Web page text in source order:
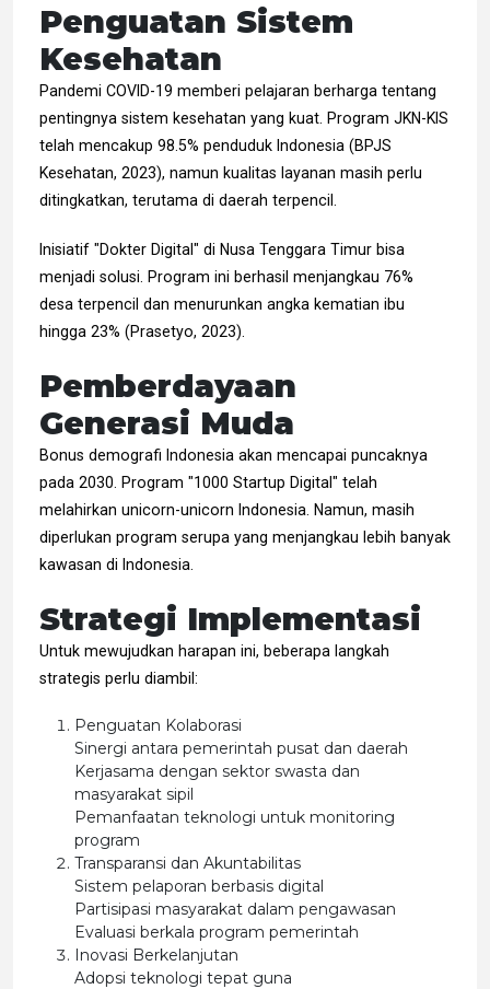
Penguatan Sistem
Kesehatan
Pandemi COVID-19 memberi pelajaran berharga tentang
pentingnya sistem kesehatan yang kuat. Program JKN-KIS
telah mencakup 98.5% penduduk Indonesia (BPJS
Kesehatan, 2023), namun kualitas layanan masih perlu
ditingkatkan, terutama di daerah terpencil.
Inisiatif "Dokter Digital" di Nusa Tenggara Timur bisa
menjadi solusi. Program ini berhasil menjangkau 76%
desa terpencil dan menurunkan angka kematian ibu
hingga 23% (Prasetyo, 2023).
Pemberdayaan
Generasi Muda
Bonus demografi Indonesia akan mencapai puncaknya
pada 2030. Program "1000 Startup Digital" telah
melahirkan unicorn-unicorn Indonesia. Namun, masih
diperlukan program serupa yang menjangkau lebih banyak
kawasan di Indonesia.
Strategi Implementasi
Untuk mewujudkan harapan ini, beberapa langkah
strategis perlu diambil:
Penguatan Kolaborasi
Sinergi antara pemerintah pusat dan daerah
Kerjasama dengan sektor swasta dan
masyarakat sipil
Pemanfaatan teknologi untuk monitoring
program
Transparansi dan Akuntabilitas
Sistem pelaporan berbasis digital
Partisipasi masyarakat dalam pengawasan
Evaluasi berkala program pemerintah
Inovasi Berkelanjutan
Adopsi teknologi tepat guna